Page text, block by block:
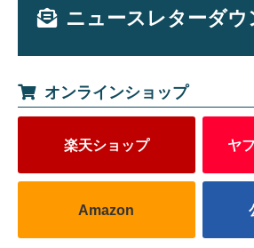
ニュースレターダウ
オンラインショップ
楽天ショップ ヤ
Amazon